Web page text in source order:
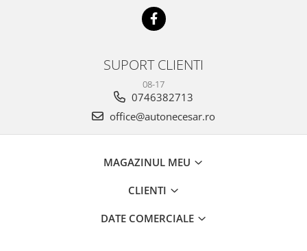
SUPORT CLIENTI
08-17
0746382713
office@autonecesar.ro
MAGAZINUL MEU
CLIENTI
DATE COMERCIALE